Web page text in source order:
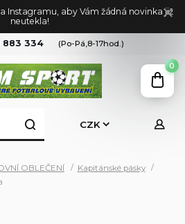
Instagramu, aby Vám žádná novinka již
neutekla!
CZK
883 334 (Po-Pá,8-17hod.)
0
OBLEČENÍ
Kapitánské pásky